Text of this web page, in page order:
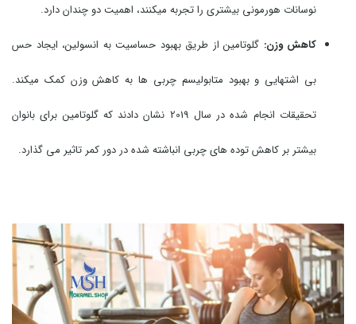
نوسانات هورمونی بیشتری را تجربه میکنند، اهمیت دو چندان دارد.
کاهش وزن: گلوتامین از طریق بهبود حساسیت به انسولین، ایجاد حس
بی اشتهایی و بهبود متابولیسم چربی ها به کاهش وزن کمک میکند.
تحقیقات انجام شده در سال 2019 نشان دادند که گلوتامین برای بانوان
بیشتر بر کاهش توده های چربی انباشته شده در دور کمر تاثیر می گذارد.